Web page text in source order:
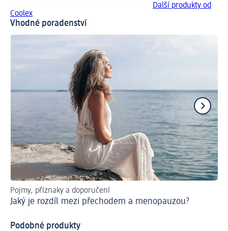
Další produkty od
Coolex
Vhodné poradenství
Pojmy, příznaky a doporučení
Jaký je rozdíl mezi přechodem a menopauzou?
Podobné produkty